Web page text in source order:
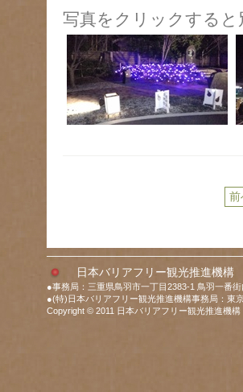
写真をクリックする
前
日本バリアフリー観光推進機構
●事務局：三重県鳥羽市一丁目2383-1 鳥羽一番街
●(特)日本バリアフリー観光推進機構事務局：東
Copyright © 2011 日本バリアフリー観光推進機構